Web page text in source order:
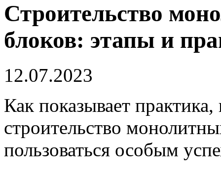
Строительство
блоков: этапы и
12.07.2023
Как показывает
строительство
пользоваться особым